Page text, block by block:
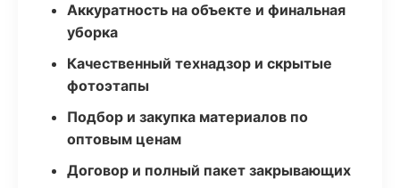
Аккуратность на объекте и финальная
уборка
Качественный технадзор и скрытые
фотоэтапы
Подбор и закупка материалов по
оптовым ценам
Договор и полный пакет закрывающих